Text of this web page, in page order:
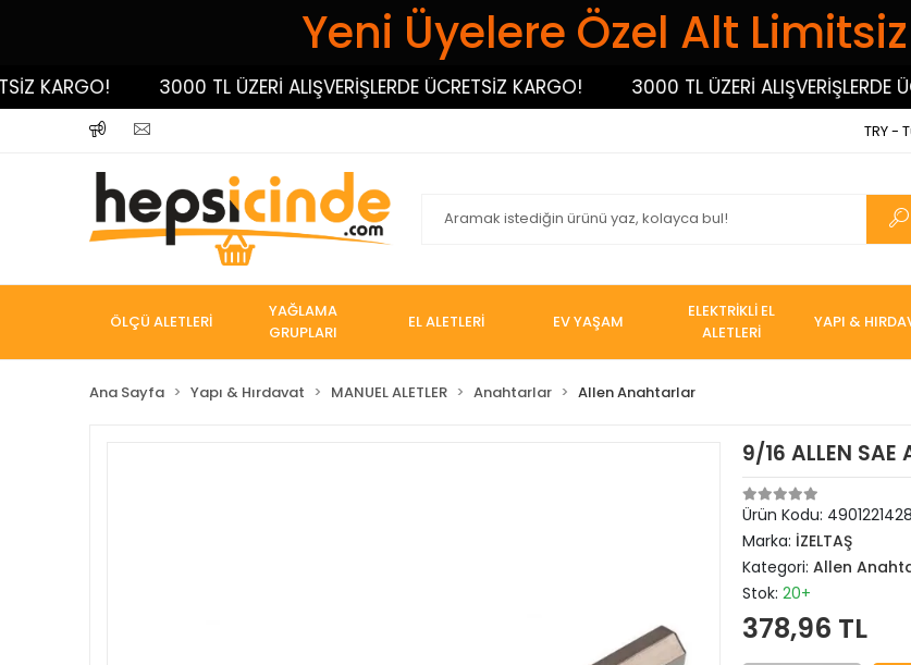
Yeni Üyelere Özel Alt
3000 TL ÜZERİ ALIŞVERİŞLERDE ÜCRETSİZ KARGO! 3000 TL ÜZERİ ALIŞVERİŞLERDE
TRY -
ÖLÇÜ ALETLERİ
YAĞLAMA
GRUPLARI
EL ALETLERİ EV YAŞAM
ELEKTRİKLİ EL
ALETLERİ
YAPI &
Ana Sayfa Yapı & Hırdavat MANUEL ALETLER Anahtarlar Allen Anahtarlar
9/16 ALLEN SAE
Ürün Kodu: 4901221428
Marka: İZELTAŞ
Kategori: Allen
Stok: 20+
378,96 TL